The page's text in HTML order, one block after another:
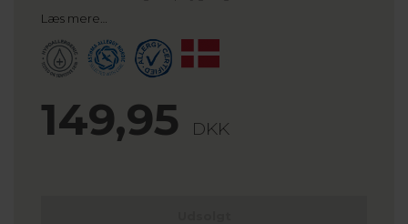
Læs mere…
149,95 DKK